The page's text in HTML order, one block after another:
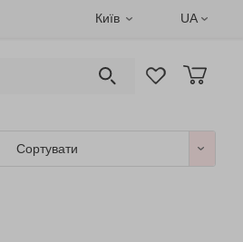
Київ UA
Сортувати